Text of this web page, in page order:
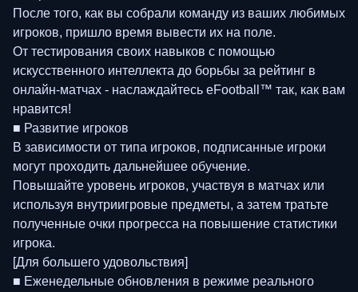
После того, как вы собрали команду из ваших любимых
игроков, пришло время вывести их на поле.
От тестирования своих навыков с помощью
искусственного интеллекта до борьбы за рейтинг в
онлайн-матчах - наслаждайтесь eFootball™ так, как вам
нравится!
■ Развитие игроков
В зависимости от типа игроков, подписанные игроки
могут проходить дальнейшее обучение.
Повышайте уровень игроков, участвуя в матчах или
используя внутриигровые предметы, а затем тратьте
полученные очки прогресса на повышение статистики
игрока.
[Для большего удовольствия]
■ Еженедельные обновления в режиме реального